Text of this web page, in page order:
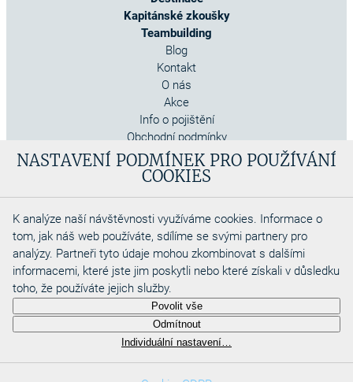
NASTAVENÍ PODMÍNEK PRO POUŽÍVÁNÍ
COOKIES
K analýze naší návštěvnosti využíváme cookies. Informace o
tom, jak náš web používáte, sdílíme se svými partnery pro
analýzy. Partneři tyto údaje mohou zkombinovat s dalšími
informacemi, které jste jim poskytli nebo které získali v důsledku
toho, že používáte jejich služby.
Povolit vše
Odmítnout
Individuální nastavení…
Kapitánské zkoušky
Teambuilding
Blog
Kontakt
O nás
Akce
Info o pojištění
Obchodní podmínky
Cookies
Copyright 2026
Aquadino s.r.o
Webdesigned by